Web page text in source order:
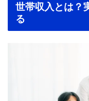
世帯収入とは？
る